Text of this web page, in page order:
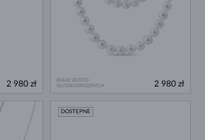
2 980 zł
BIAŁE ZŁOTO
SŁODKOWODNYCH
2 980 zł
DOSTĘPNE